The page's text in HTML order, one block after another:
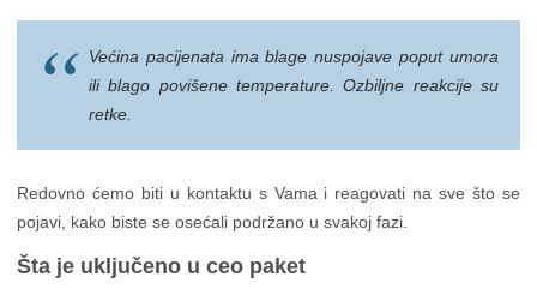
Većina pacijenata ima blage nuspojave poput umora
ili blago povišene temperature. Ozbiljne reakcije su
retke.
Redovno ćemo biti u kontaktu s Vama i reagovati na sve što se
pojavi, kako biste se osećali podržano u svakoj fazi.
Šta je uključeno u ceo paket